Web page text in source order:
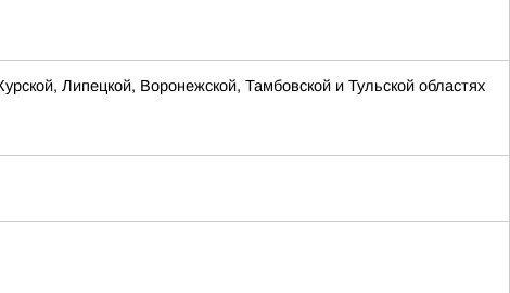
Липецкой, Воронежской, Тамбовской и Тульской областях